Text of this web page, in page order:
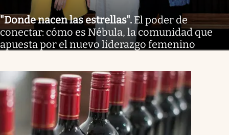
"Donde nacen las estrellas". El poder de
conectar: cómo es Nébula, la comunidad que
apuesta por el nuevo liderazgo femenino